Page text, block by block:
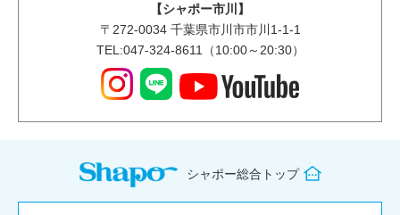
【シャポー市川】
〒 272-0034千葉県市川市市川1-1-1
TEL:047-324-8611（10:00～20:30）
シャポー総合トップ